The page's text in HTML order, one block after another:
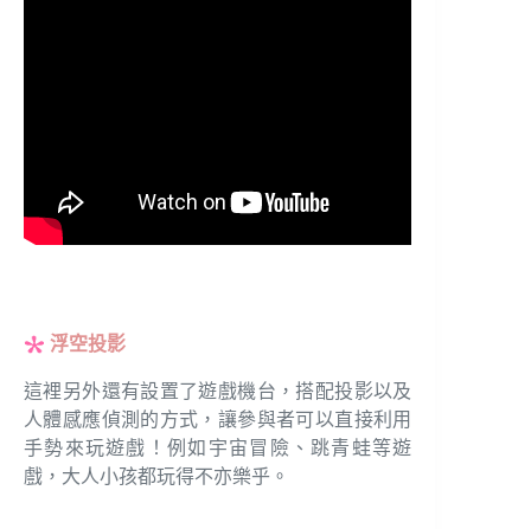
浮空投影
這裡另外還有設置了遊戲機台，搭配投影以及
人體感應偵測的方式，讓參與者可以直接利用
手勢來玩遊戲！例如宇宙冒險、跳青蛙等遊
戲，大人小孩都玩得不亦樂乎。